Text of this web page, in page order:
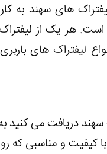
های سهند به
هر یک از لیفتراک
لیفتراک های
سهند دریافت می کنید
کیفیت و مناسبی که